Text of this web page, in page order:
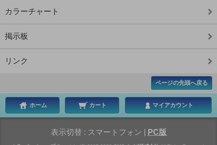
カラーチャート
掲示板
リンク
ページの先頭へ戻る
ホーム カート マイアカウント
表示切替 : スマートフォン PC版